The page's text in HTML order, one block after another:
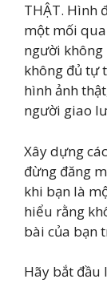
THẬT. Hình
một mối
người không
không đủ tự
hình ảnh
người giao
Xây dựng
đừng đăng
khi bạn là
hiểu rằng
bài của bạn
Hãy bắt đầu